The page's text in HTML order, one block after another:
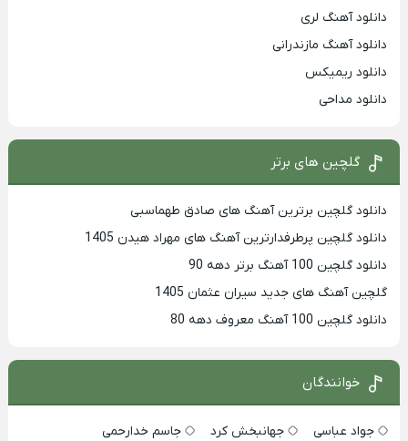
دانلود آهنگ لری
دانلود آهنگ مازندرانی
دانلود ریمیکس
دانلود مداحی
گلچین های برتر
دانلود گلچین برترین آهنگ های صادق طهماسبی
دانلود گلچین پرطرفدارترین آهنگ های مهراد هیدن 1405
دانلود گلچین 100 آهنگ برتر دهه 90
گلچین آهنگ های جدید سیران عثمان 1405
دانلود گلچین 100 آهنگ معروف دهه 80
خوانندگان
جواد عباسی جهانبخش کرد
جاسم خدارحمی